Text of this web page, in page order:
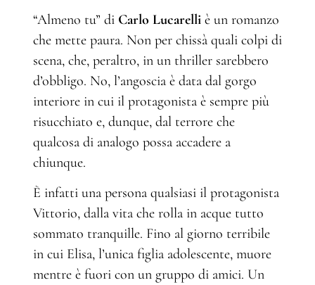
“Almeno tu” di Carlo Lucarelli è un romanzo
che mette paura. Non per chissà quali colpi di
scena, che, peraltro, in un thriller sarebbero
d’obbligo. No, l’angoscia è data dal gorgo
interiore in cui il protagonista è sempre più
risucchiato e, dunque, dal terrore che
qualcosa di analogo possa accadere a
chiunque.
È infatti una persona qualsiasi il protagonista
Vittorio, dalla vita che rolla in acque tutto
sommato tranquille. Fino al giorno terribile
in cui Elisa, l’unica figlia adolescente, muore
mentre è fuori con un gruppo di amici. Un